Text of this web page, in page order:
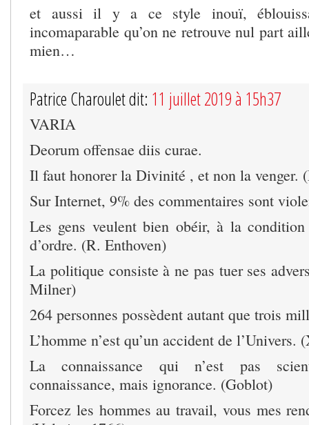
et aussi il y a ce style inouï,
incomaparable qu’on ne retrouve nul part
mien…
Patrice Charoulet dit: 11 juillet 2019 à 15h37
VARIA
Deorum offensae diis curae.
Il faut honorer la Divinité , et non la venger.
Sur Internet, 9% des commentaires sont
Les gens veulent bien obéir, à la
d’ordre. (R. Enthoven)
La politique consiste à ne pas tuer ses
Milner)
264 personnes possèdent autant que trois
L’homme n’est qu’un accident de l’Univers.
La connaissance qui n’est pas
connaissance, mais ignorance. (Goblot)
Forcez les hommes au travail, vous mes